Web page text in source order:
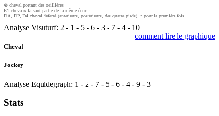
⊗ cheval portant des oeilllères
E1 chevaux faisant partie de la même écurie
DA, DP, D4 cheval déferré (antérieurs, postérieurs, des quatre pieds), • pour la première fois.
Analyse Visuturf: 2 - 1 - 5 - 6 - 3 - 7 - 4 - 10
comment lire le graphique
Cheval
Jockey
Analyse Equidegraph: 1 - 2 - 7 - 5 - 6 - 4 - 9 - 3
Stats